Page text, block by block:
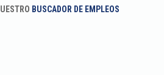
BUSCADOR DE EMPLEOS